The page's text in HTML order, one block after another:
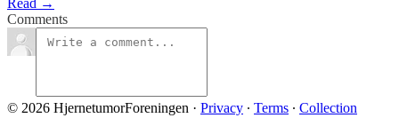
Read →
Comments
© 2026 HjernetumorForeningen · Privacy ∙ Terms ∙ Collection